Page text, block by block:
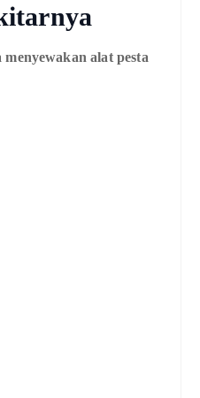
alat pesta